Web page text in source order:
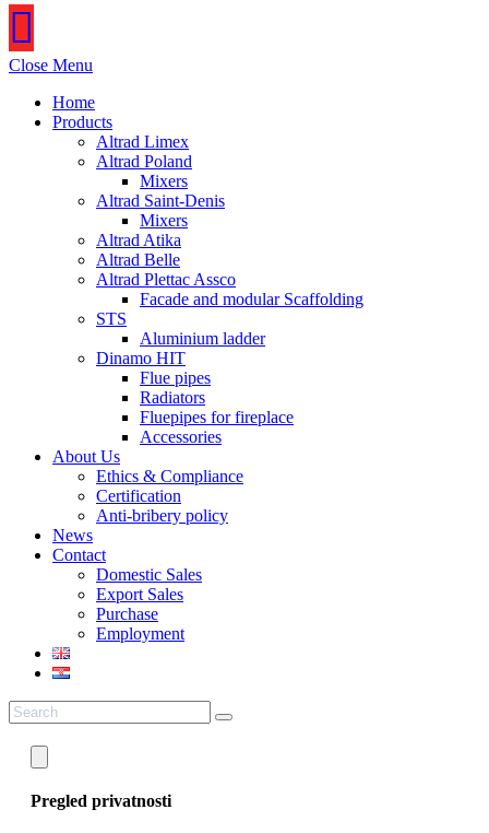
Close Menu
Home
Products
Altrad Limex
Altrad Poland
Mixers
Altrad Saint-Denis
Mixers
Altrad Atika
Altrad Belle
Altrad Plettac Assco
Facade and modular Scaffolding
STS
Aluminium ladder
Dinamo HIT
Flue pipes
Radiators
Fluepipes for fireplace
Accessories
About Us
Ethics & Compliance
Certification
Anti-bribery policy
News
Contact
Domestic Sales
Export Sales
Purchase
Employment
Pregled privatnosti